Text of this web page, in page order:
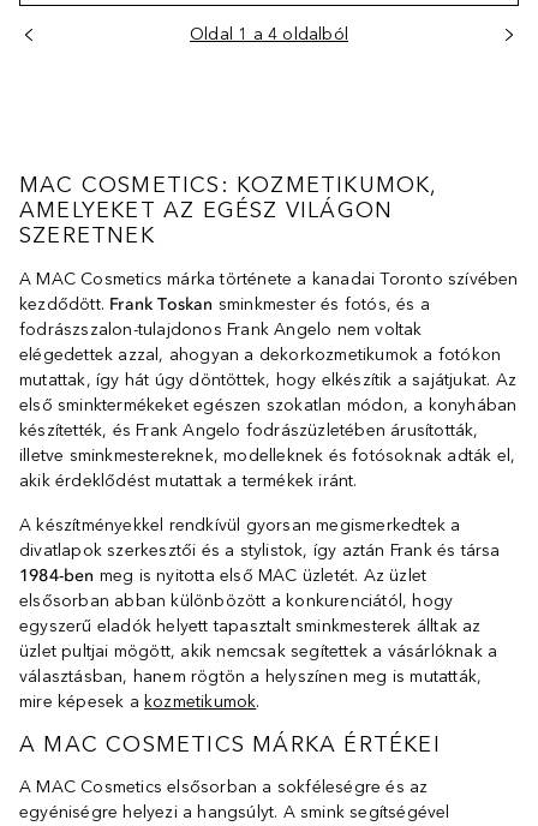
Oldal 1 a 4 oldalból
MAC COSMETICS: KOZMETIKUMOK,
AMELYEKET AZ EGÉSZ VILÁGON
SZERETNEK
A MAC Cosmetics márka története a kanadai Toronto szívében
kezdődött. Frank Toskan sminkmester és fotós, és a
fodrászszalon-tulajdonos Frank Angelo nem voltak
elégedettek azzal, ahogyan a dekorkozmetikumok a fotókon
mutattak, így hát úgy döntöttek, hogy elkészítik a sajátjukat. Az
első sminktermékeket egészen szokatlan módon, a konyhában
készítették, és Frank Angelo fodrászüzletében árusították,
illetve sminkmestereknek, modelleknek és fotósoknak adták el,
akik érdeklődést mutattak a termékek iránt.
A készítményekkel rendkívül gyorsan megismerkedtek a
divatlapok szerkesztői és a stylistok, így aztán Frank és társa
1984-ben meg is nyitotta első MAC üzletét. Az üzlet
elsősorban abban különbözött a konkurenciától, hogy
egyszerű eladók helyett tapasztalt sminkmesterek álltak az
üzlet pultjai mögött, akik nemcsak segítettek a vásárlóknak a
választásban, hanem rögtön a helyszínen meg is mutatták,
mire képesek a kozmetikumok.
A MAC COSMETICS MÁRKA ÉRTÉKEI
A MAC Cosmetics elsősorban a sokféleségre és az
egyéniségre helyezi a hangsúlyt. A smink segítségével